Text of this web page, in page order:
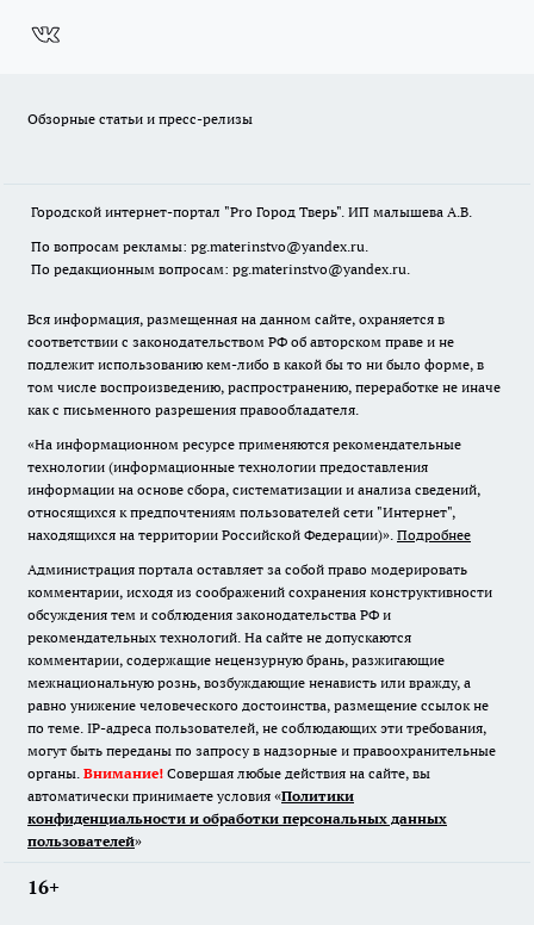
Обзорные статьи и пресс-релизы
Городской интернет-портал "Pro Город Тверь". ИП малышева А.В.
По вопросам рекламы: pg.materinstvo@yandex.ru.
По редакционным вопросам: pg.materinstvo@yandex.ru.
Вся информация, размещенная на данном сайте, охраняется в
соответствии с законодательством РФ об авторском праве и не
подлежит использованию кем-либо в какой бы то ни было форме, в
том числе воспроизведению, распространению, переработке не иначе
как с письменного разрешения правообладателя.
«На информационном ресурсе применяются рекомендательные
технологии (информационные технологии предоставления
информации на основе сбора, систематизации и анализа сведений,
относящихся к предпочтениям пользователей сети "Интернет",
находящихся на территории Российской Федерации)». Подробнее
Администрация портала оставляет за собой право модерировать
комментарии, исходя из соображений сохранения конструктивности
обсуждения тем и соблюдения законодательства РФ и
рекомендательных технологий. На сайте не допускаются
комментарии, содержащие нецензурную брань, разжигающие
межнациональную рознь, возбуждающие ненависть или вражду, а
равно унижение человеческого достоинства, размещение ссылок не
по теме. IP-адреса пользователей, не соблюдающих эти требования,
могут быть переданы по запросу в надзорные и правоохранительные
органы. Внимание! Совершая любые действия на сайте, вы
автоматически принимаете условия «Политики
конфиденциальности и обработки персональных данных
пользователей»
16+